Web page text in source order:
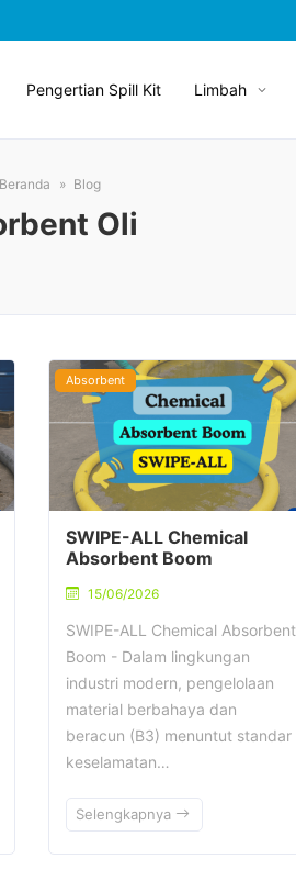
Pengertian Spill Kit Limbah
Beranda Blog
Oli
Absorbent
SWIPE-ALL Chemical
Absorbent Boom
15/06/2026
SWIPE-ALL Chemical Absorbent
Boom - Dalam lingkungan
industri modern, pengelolaan
material berbahaya dan
beracun (B3) menuntut standar
keselamatan…
Selengkapnya